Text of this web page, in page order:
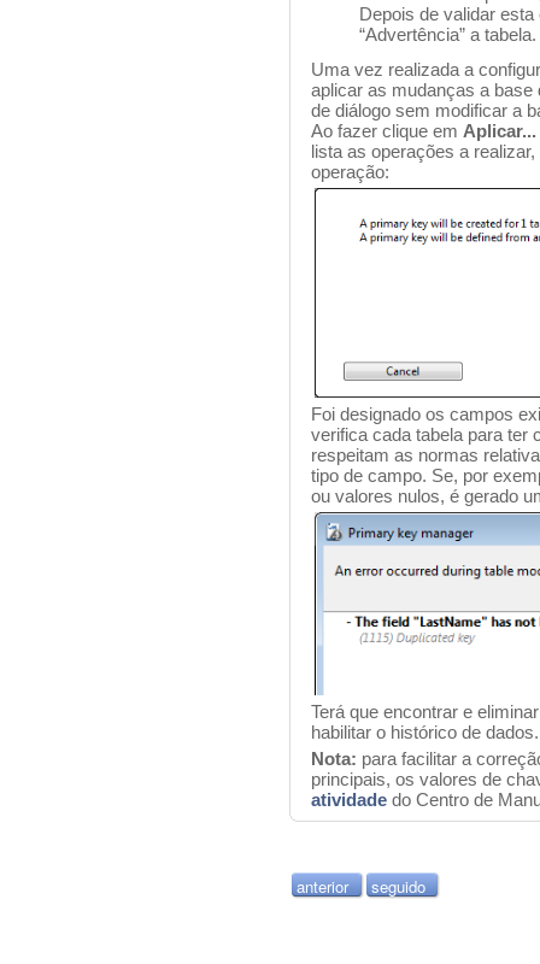
Depois de validar
“Advertência” a tabela.
Uma vez realizada a
aplicar as mudanças a
de diálogo sem modificar a
Ao fazer clique em Aplicar...
lista as operações a
operação:
Foi designado os campos
verifica cada tabela para ter
respeitam as normas
tipo de campo. Se, por
ou valores nulos, é gerado
Terá que encontrar e
habilitar o histórico de dados.
Nota: para facilitar a
principais, os valores de
atividade do Centro de
anterior seguido